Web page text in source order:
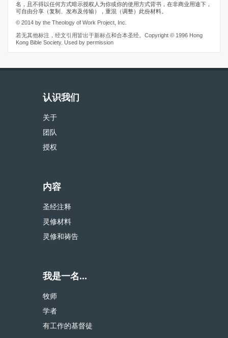
名，且不得以任何方式暗示授权人为你或你的使用方式背书，在非商业用途下，
可自由分享（复制、发布及传输），重混（调整）此份材料。
© 2014 by the Theology of Work Project, Inc.
若无其他标注，经文引用皆出于新标点和合本圣经。Copyright © 1996 Hong
Kong Bible Society. Used by permission
认识我们
关于
团队
授权
内容
圣经注释
灵修材料
灵修和祷告
我是一名...
牧师
学者
有工作的基督徒